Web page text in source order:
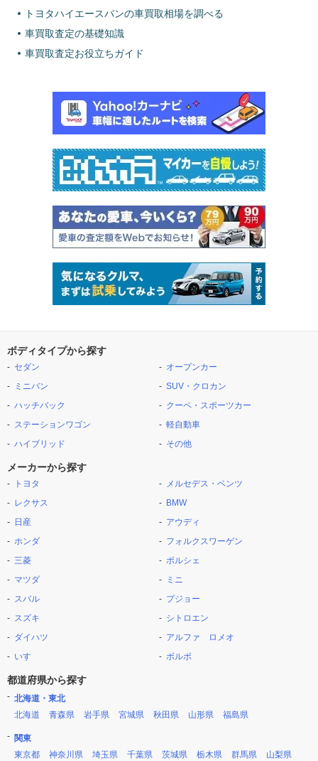
トヨタハイエースバンの車買取相場を調べる
車買取査定の基礎知識
車買取査定お役立ちガイド
ボディタイプから探す
セダン
ミニバン
ハッチバック
ステーションワゴン
ハイブリッド
オープンカー
SUV・クロカン
クーペ・スポーツカー
軽自動車
その他
メーカーから探す
トヨタ
レクサス
日産
ホンダ
三菱
マツダ
スバル
スズキ
ダイハツ
いすゞ
メルセデス・ベンツ
BMW
アウディ
フォルクスワーゲン
ポルシェ
ミニ
プジョー
シトロエン
アルファ ロメオ
ボルボ
都道府県から探す
北海道・東北
北海道
青森県 岩手県 宮城県 秋田県 山形県 福島県
関東
東京都
神奈川県 埼玉県 千葉県 茨城県 栃木県 群馬県 山梨県